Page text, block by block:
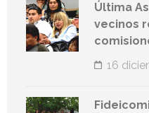
Última
vecinos
16